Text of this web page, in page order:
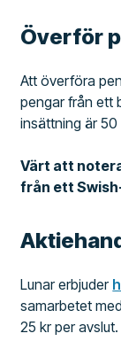
Överför
Att överföra
pengar från ett
insättning är 50
Värt att
från ett
Lunar erbjuder
samarbetet
25 kr per avslut.